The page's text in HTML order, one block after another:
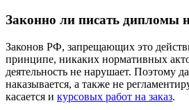
Законно ли писать дипломы
Законов РФ, запрещающих это
принципе, никаких нормативных
деятельность не нарушает. Поэтому
наказывается, а также не
касается и курсовых работ на заказ.